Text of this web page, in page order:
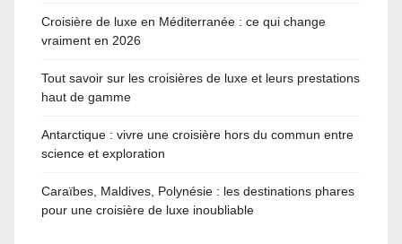
Croisière de luxe en Méditerranée : ce qui change
vraiment en 2026
Tout savoir sur les croisières de luxe et leurs prestations
haut de gamme
Antarctique : vivre une croisière hors du commun entre
science et exploration
Caraïbes, Maldives, Polynésie : les destinations phares
pour une croisière de luxe inoubliable